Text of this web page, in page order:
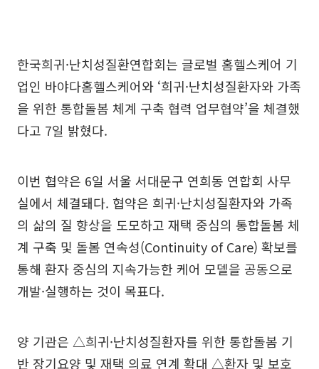
한국희귀·난치성질환연합회는 글로벌 홈헬스케어 기
업인 바야다홈헬스케어와 ‘희귀·난치성질환자와 가족
을 위한 통합돌봄 체계 구축 협력 업무협약’을 체결했
다고 7일 밝혔다.
이번 협약은 6일 서울 서대문구 연희동 연합회 사무
실에서 체결돼다. 협약은 희귀·난치성질환자와 가족
의 삶의 질 향상을 도모하고 재택 중심의 통합돌봄 체
계 구축 및 돌봄 연속성(Continuity of Care) 확보를
통해 환자 중심의 지속가능한 케어 모델을 공동으로
개발·실행하는 것이 목표다.
양 기관은 △희귀·난치성질환자를 위한 통합돌봄 기
반 장기요양 및 재택 의료 연계 확대 △환자 및 보호